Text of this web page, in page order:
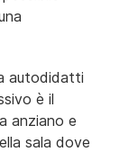
autodidatti
è il
anziano e
sala dove